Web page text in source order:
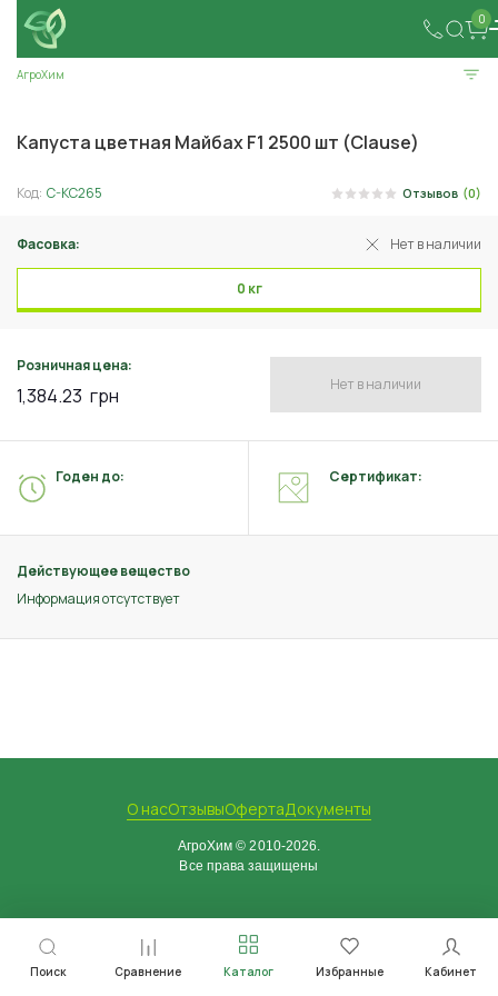
0
Поиск Сравнение Каталог Избранные Кабинет
АгроХим
Капуста цветная Майбах F1 2500 шт (Clause)
Код: C-KC265 Отзывов (0)
Фасовка: Нет в наличии
0 кг
Розничная цена:
1,384.23 грн Нет в наличии
Действующее вещество
Информация отсутствует
Годен до: Сертификат:
О насОтзывыОфертаДокументы
АгроХим © 2010-2026.
Все права защищены